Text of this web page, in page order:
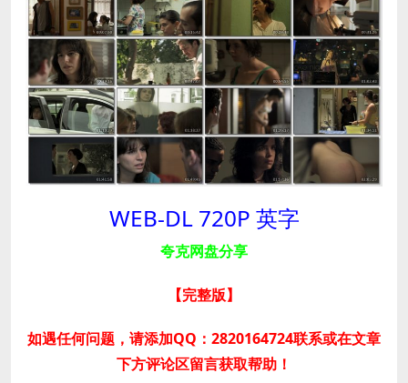
WEB-DL 720P 英字
夸克网盘分享
【完整版】
如遇任何问题，请添加QQ：2820164724联系或在文章
下方评论区留言获取帮助！